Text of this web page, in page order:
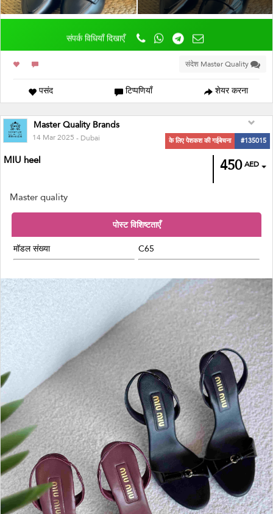
संपर्क विधियाँ दिखाएँ
संदेश Master Quality
पसंद टिप्पणियाँ शेयर करना
Master Quality Brands
14 Mar 2025- Dubai के लिए पेशकश की गईबेचना #135015
450AED
MIU heel
Master quality
पोस्ट विशिष्टताएँ
मॉडल संख्या
C65